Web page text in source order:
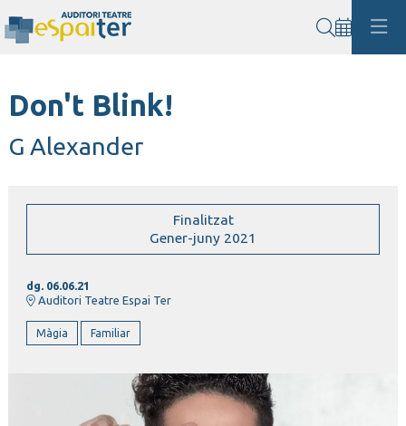
Don't Blink!
G Alexander
Finalitzat
Gener-juny 2021
dg. 06.06.21
Auditori Teatre Espai Ter
Màgia Familiar